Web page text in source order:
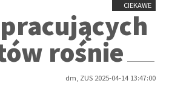
CIEKAWE
rośnie
dm, ZUS 2025-04-14 13:47:00